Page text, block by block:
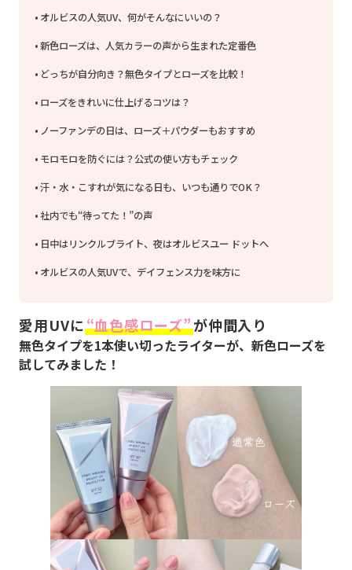
オルビスの人気UV、何がそんなにいいの？
新色ローズは、人気カラーの声から生まれた定番色
どっちが自分向き？無色タイプとローズを比較！
ローズをきれいに仕上げるコツは？
ノーファンデの日は、ローズ＋パウダーもおすすめ
モロモロを防ぐには？公式の使い方もチェック
汗・水・こすれが気になる日も、いつも通りでOK？
社内でも“待ってた！”の声
日中はリンクルブライト、夜はオルビスユー ドットへ
オルビスの人気UVで、デイフェンス力を味方に
愛用UVに“血色感ローズ”が仲間入り
無色タイプを1本使い切ったライターが、新色ローズを
試してみました！